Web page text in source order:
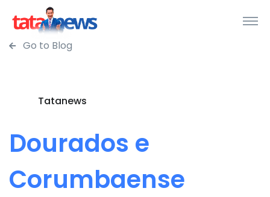
Go to Blog
Tatanews
Dourados e
Corumbaense